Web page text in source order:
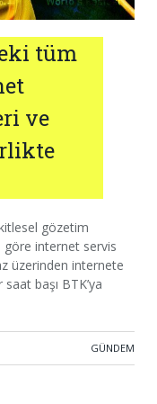
tüm
ve
gözetim
göre internet servis
üzerinden internete
başı BTK’ya
GÜNDEM